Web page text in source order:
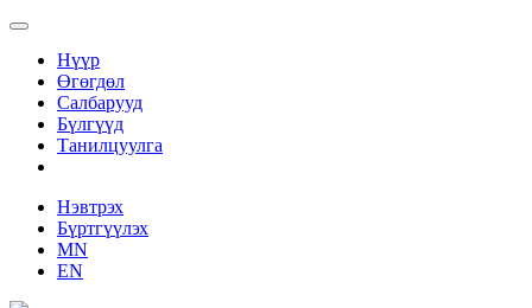
Нүүр
Өгөгдөл
Салбарууд
Бүлгүүд
Танилцуулга
Нэвтрэх
Бүртгүүлэх
MN
EN